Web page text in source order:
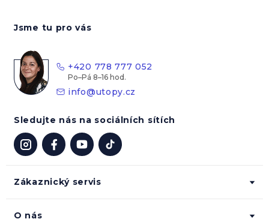
Zákaznický servis
O nás
Jsme tu pro vás
+420 778 777 052
info@utopy.cz
Sledujte nás na sociálních sítích